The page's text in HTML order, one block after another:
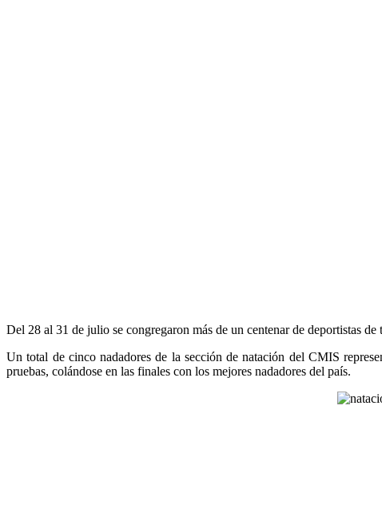
Del 28 al 31 de julio se congregaron más de un centenar de deportistas
Un total de cinco nadadores de la sección de natación del CMIS
pruebas, colándose en las finales con los mejores nadadores del país.